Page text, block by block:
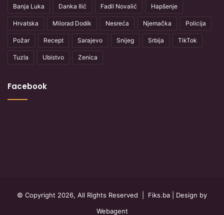
Banja Luka Danka Ilić Fadil Novalić Hapšenje
Hrvatska Milorad Dodik Nesreća Njemačka Policija
Požar Recept Sarajevo Snijeg Srbija TikTok
Tuzla Ubistvo Zenica
Facebook
© Copyright 2026, All Rights Reserved | Fiks.ba | Design by
Webagent